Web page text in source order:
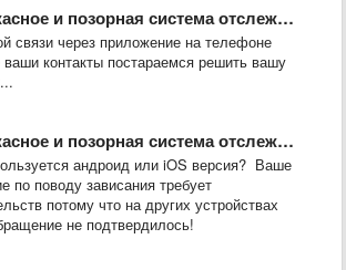
позорная система отслеживания ГПС. а автобусы ездят …
связи через приложение на телефоне
ваши контакты постараемся решить вашу
позорная система отслеживания ГПС. а автобусы ездят …
андроид или iOS версия? Ваше
по поводу зависания требует
потому что на других устройствах
не подтвердилось!